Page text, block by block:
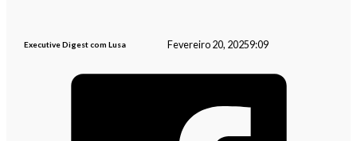
Executive Digest com Lusa Fevereiro 20, 20259:09